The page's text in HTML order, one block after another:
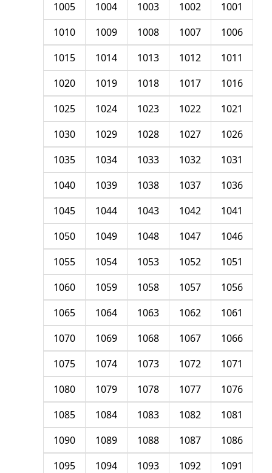
1001
1002
1003
1004
1005
1006
1007
1008
1009
1010
1011
1012
1013
1014
1015
1016
1017
1018
1019
1020
1021
1022
1023
1024
1025
1026
1027
1028
1029
1030
1031
1032
1033
1034
1035
1036
1037
1038
1039
1040
1041
1042
1043
1044
1045
1046
1047
1048
1049
1050
1051
1052
1053
1054
1055
1056
1057
1058
1059
1060
1061
1062
1063
1064
1065
1066
1067
1068
1069
1070
1071
1072
1073
1074
1075
1076
1077
1078
1079
1080
1081
1082
1083
1084
1085
1086
1087
1088
1089
1090
1091
1092
1093
1094
1095